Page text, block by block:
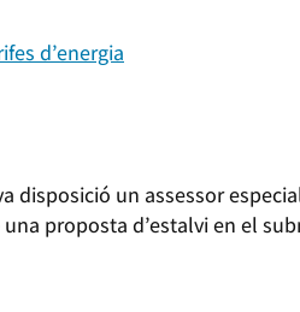
d’energia
disposició un assessor
proposta d’estalvi en el